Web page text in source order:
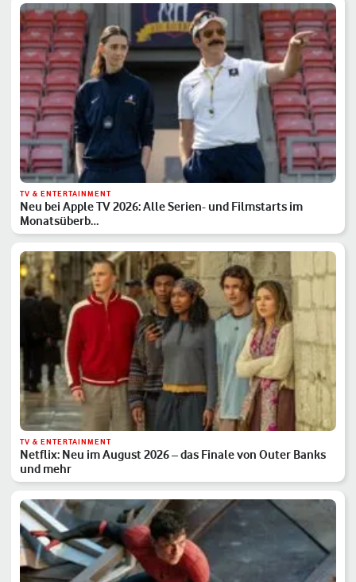
TV & ENTERTAINMENT
Neu bei Apple TV 2026: Alle Serien- und Filmstarts im
Monatsüberb…
TV & ENTERTAINMENT
Netflix: Neu im August 2026 – das Finale von Outer Banks
und mehr